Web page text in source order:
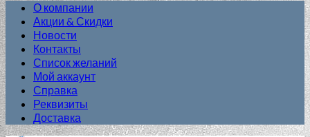
О компании
Акции & Скидки
Новости
Контакты
Список желаний
Мой аккаунт
Справка
Реквизиты
Доставка